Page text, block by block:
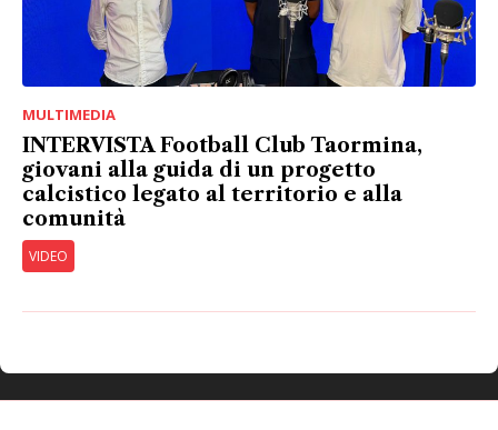
MULTIMEDIA
INTERVISTA Football Club Taormina,
giovani alla guida di un progetto
calcistico legato al territorio e alla
comunità
VIDEO